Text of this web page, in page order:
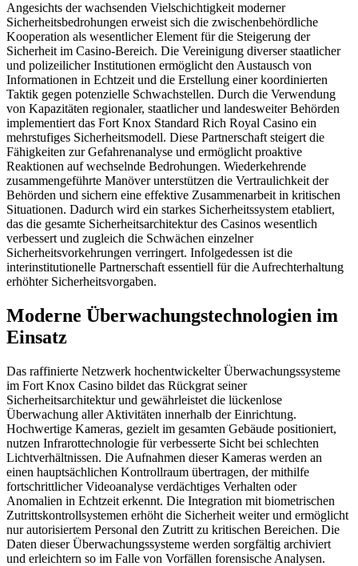
Angesichts der wachsenden Vielschichtigkeit moderner
Sicherheitsbedrohungen erweist sich die zwischenbehördliche
Kooperation als wesentlicher Element für die Steigerung der
Sicherheit im Casino-Bereich. Die Vereinigung diverser staatlicher
und polizeilicher Institutionen ermöglicht den Austausch von
Informationen in Echtzeit und die Erstellung einer koordinierten
Taktik gegen potenzielle Schwachstellen. Durch die Verwendung
von Kapazitäten regionaler, staatlicher und landesweiter Behörden
implementiert das Fort Knox Standard Rich Royal Casino ein
mehrstufiges Sicherheitsmodell. Diese Partnerschaft steigert die
Fähigkeiten zur Gefahrenanalyse und ermöglicht proaktive
Reaktionen auf wechselnde Bedrohungen. Wiederkehrende
zusammengeführte Manöver unterstützen die Vertraulichkeit der
Behörden und sichern eine effektive Zusammenarbeit in kritischen
Situationen. Dadurch wird ein starkes Sicherheitssystem etabliert,
das die gesamte Sicherheitsarchitektur des Casinos wesentlich
verbessert und zugleich die Schwächen einzelner
Sicherheitsvorkehrungen verringert. Infolgedessen ist die
interinstitutionelle Partnerschaft essentiell für die Aufrechterhaltung
erhöhter Sicherheitsvorgaben.
Moderne Überwachungstechnologien im
Einsatz
Das raffinierte Netzwerk hochentwickelter Überwachungssysteme
im Fort Knox Casino bildet das Rückgrat seiner
Sicherheitsarchitektur und gewährleistet die lückenlose
Überwachung aller Aktivitäten innerhalb der Einrichtung.
Hochwertige Kameras, gezielt im gesamten Gebäude positioniert,
nutzen Infrarottechnologie für verbesserte Sicht bei schlechten
Lichtverhältnissen. Die Aufnahmen dieser Kameras werden an
einen hauptsächlichen Kontrollraum übertragen, der mithilfe
fortschrittlicher Videoanalyse verdächtiges Verhalten oder
Anomalien in Echtzeit erkennt. Die Integration mit biometrischen
Zutrittskontrollsystemen erhöht die Sicherheit weiter und ermöglicht
nur autorisiertem Personal den Zutritt zu kritischen Bereichen. Die
Daten dieser Überwachungssysteme werden sorgfältig archiviert
und erleichtern so im Falle von Vorfällen forensische Analysen.